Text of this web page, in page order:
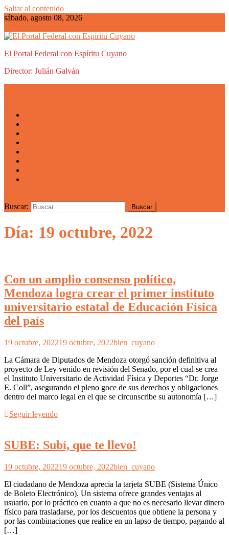
Saltar al contenido
sábado, agosto 08, 2026
El Portal Federal con Espíritu Cuyano
Director: Julián Galván
Buscar:
Día: 19 octubre, 2022
Con un amplio consenso político,
Mendoza logra crear el primer instituto
universitario estatal de Educación Física
del país
19 octubre, 202219 octubre, 2022bien_cuyano
La Cámara de Diputados de Mendoza otorgó sanción definitiva al
proyecto de Ley venido en revisión del Senado, por el cual se crea
el Instituto Universitario de Actividad Física y Deportes “Dr. Jorge
E. Coll”, asegurando el pleno goce de sus derechos y obligaciones
dentro del marco legal en el que se circunscribe su autonomía […]
Seguir leyendo
SUBE: Subí, que te llevo!
19 octubre, 202219 octubre, 2022bien_cuyano
El ciudadano de Mendoza aprecia la tarjeta SUBE (Sistema Único
de Boleto Electrónico). Un sistema ofrece grandes ventajas al
usuario, por lo práctico en cuanto a que no es necesario llevar dinero
físico para trasladarse, por los descuentos que obtiene la persona y
por las combinaciones que realice en un lapso de tiempo, pagando al
[…]